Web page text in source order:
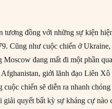
đồng với những sự kiện
Cũng như cuộc chiến ở Ukraine,
đang mất đi một phần
giới lãnh đạo Liên Xô
chiến sẽ diễn ra nhanh chóng
giải quyết bất kỳ sự kháng cự nào